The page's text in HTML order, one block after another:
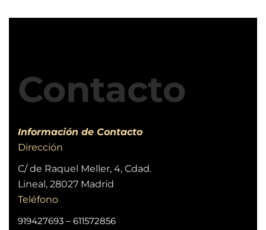
Contacto
Información de Contacto
Dirección
C/ de Raquel Meller, 4, Cdad.
Lineal, 28027 Madrid
Teléfono
919427693 – 611572856